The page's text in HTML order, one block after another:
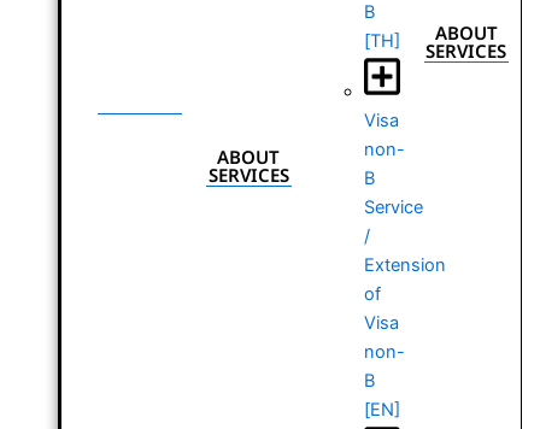
ABOUT
SERVICES
B
[TH]
Visa
non-
B
Service
/
Extension
of
Visa
non-
B
[EN]
ABOUT
SERVICES